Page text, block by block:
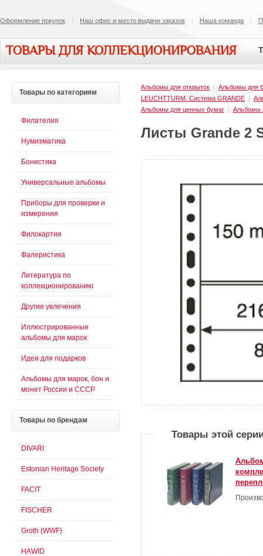
Оформление покупок Наш офис и место выдачи заказов Наша команда
ТОВАРЫ ДЛЯ КОЛЛЕКЦИОНИРОВАНИЯ
Альбомы для открыток | Альбомы для
LEUCHTTURM. Cистема GRANDE |
Альбомы для ценных бумаг | Альбомы
Листы Grande 2
Товары этой
Товары по категориям
Филателия
Нумизматика
Бонистика
Универсальные альбомы
Приборы для проверки и
измерения
Филокартия
Фалеристика
Литература по
коллекционированию
Другие увлечения
Иллюстрированные
альбомы для марок
Идеи для подарков
Альбомы для марок, бон и
монет России и СССР
Товары по брендам
DIVARI
Estonian Heritage Society
FACIT
FISCHER
Groth (WWF)
HAWID